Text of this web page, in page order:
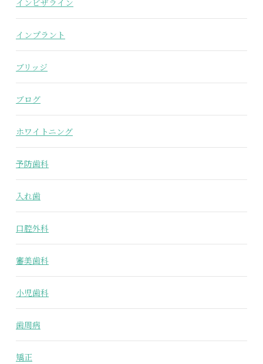
インビザライン
インプラント
ブリッジ
ブログ
ホワイトニング
予防歯科
入れ歯
口腔外科
審美歯科
小児歯科
歯周病
矯正